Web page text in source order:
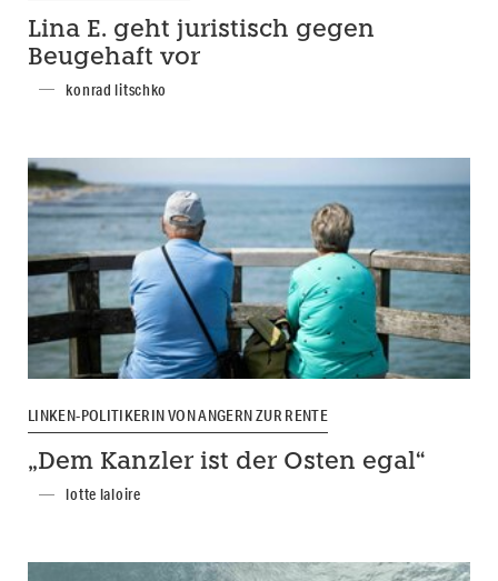
Lina E. geht juristisch gegen
Beugehaft vor
konrad litschko
LINKEN-POLITIKERIN VON ANGERN ZUR RENTE
„Dem Kanzler ist der Osten egal“
lotte laloire